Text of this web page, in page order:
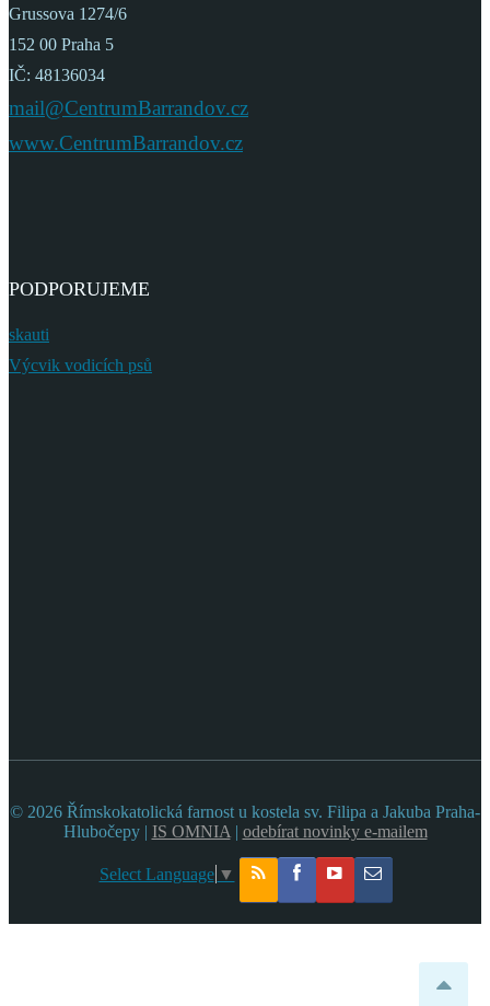
Grussova 1274/6
152 00 Praha 5
IČ: 48136034
mail@CentrumBarrandov.cz
www.CentrumBarrandov.cz
PODPORUJEME
skauti
Výcvik vodicích psů
© 2026 Římskokatolická farnost u kostela sv. Filipa a Jakuba Praha-
Hlubočepy | IS OMNIA | odebírat novinky e-mailem
Select Language ▼